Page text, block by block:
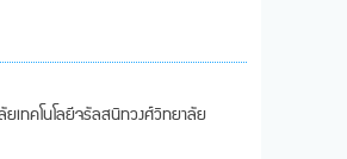
ทคโนโลยีจรัลสนิทวงศ์วิทยาลัย